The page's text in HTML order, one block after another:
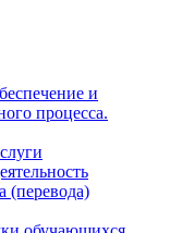
и
процесса.
(перевода)